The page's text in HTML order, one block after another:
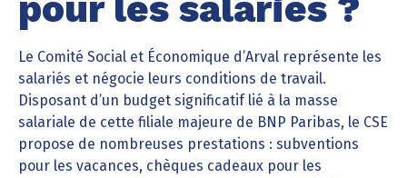
Le Comité Social et Économique d’Arval représente les
salariés et négocie leurs conditions de travail.
Disposant d’un budget significatif lié à la masse
salariale de cette filiale majeure de BNP Paribas, le CSE
propose de nombreuses prestations : subventions
pour les vacances, chèques cadeaux pour les